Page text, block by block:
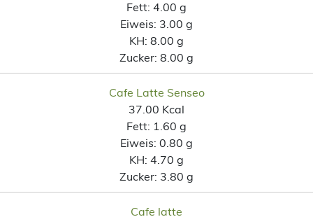
Fett: 4.00 g
Eiweis: 3.00 g
KH: 8.00 g
Zucker: 8.00 g
Cafe Latte Senseo
37.00 Kcal
Fett: 1.60 g
Eiweis: 0.80 g
KH: 4.70 g
Zucker: 3.80 g
Cafe latte